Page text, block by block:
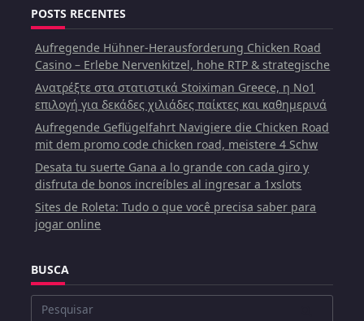
POSTS RECENTES
Aufregende Hühner-Herausforderung Chicken Road
Casino – Erlebe Nervenkitzel, hohe RTP & strategische
Ανατρέξτε στα στατιστικά Stoiximan Greece, η Νο1
επιλογή για δεκάδες χιλιάδες παίκτες και καθημερινά
Aufregende Geflügelfahrt Navigiere die Chicken Road
mit dem promo code chicken road, meistere 4 Schw
Desata tu suerte Gana a lo grande con cada giro y
disfruta de bonos increíbles al ingresar a 1xslots
Sites de Roleta: Tudo o que você precisa saber para
jogar online
BUSCA
Buscar